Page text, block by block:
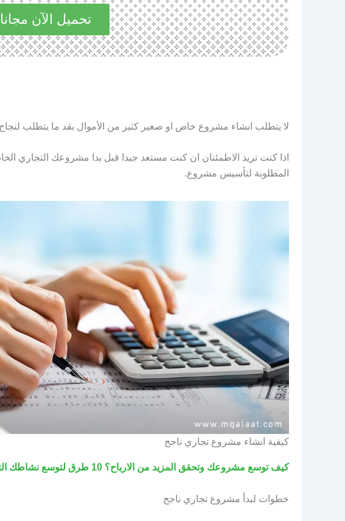
تحميل الآن مجانا
لا يتطلب انشاء مشروع خاص او صغير كثير من الأموال بقد ما يتطلب
اذا كنت تريد الاطمئنان ان كنت مستعد جيدا قبل بدا مشروعك التجاري
المطلوبة لتأسيس مشروع.
كيفية انشاء مشروع تجاري ناجح
كيف توسع مشروعك وتحقق المزيد من الارباح؟ 10 طرق لتوسع نشاطك التجاري
خطوات لبدأ مشروع تجاري ناجح